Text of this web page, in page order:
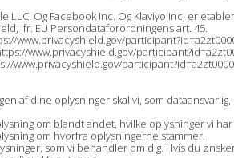
LLC. Og Facebook Inc. Og Klaviyo Inc, er
jfr. EU Persondataforordningens art. 45.
www.privacyshield.gov/
www.privacyshield.gov/
www.privacyshield.gov/
af dine oplysninger skal vi, som
om blandt andet, hvilke oplysninger vi
om hvorfra oplysningerne stammer.
som vi behandler om dig. Hvis du